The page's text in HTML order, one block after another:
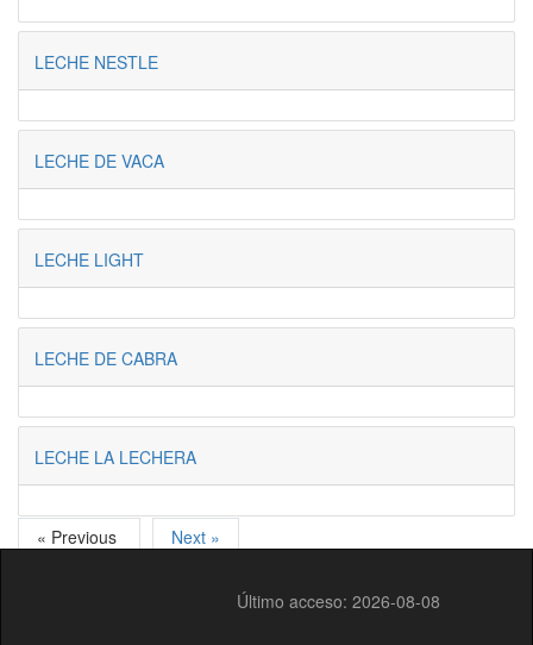
LECHE NESTLE
LECHE DE VACA
LECHE LIGHT
LECHE DE CABRA
LECHE LA LECHERA
« Previous Next »
Último acceso: 2026-08-08